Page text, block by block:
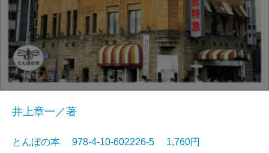
井上章一／著
とんぼの本 978-4-10-602226-5 1,760円